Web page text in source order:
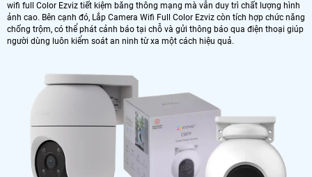
wifi full Color Ezviz tiết kiệm băng thông mạng mà vẫn duy trì chất lượng hình
ảnh cao. Bên cạnh đó, Lắp Camera Wifi Full Color Ezviz còn tích hợp chức năng
chống trộm, có thể phát cảnh báo tại chỗ và gửi thông báo qua điện thoại giúp
người dùng luôn kiểm soát an ninh từ xa một cách hiệu quả.